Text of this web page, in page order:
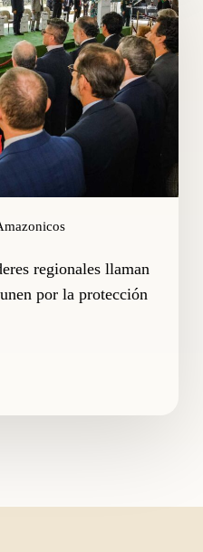
regionales llaman
por la protección